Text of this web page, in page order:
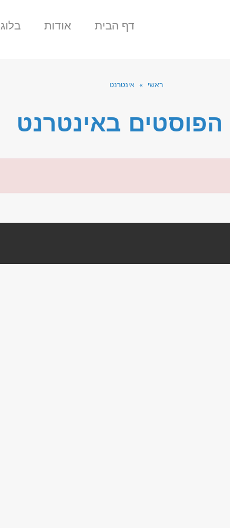
דף הבית אודות בלוג
ראשי » אינטרנט
הפוסטים באינטרנט